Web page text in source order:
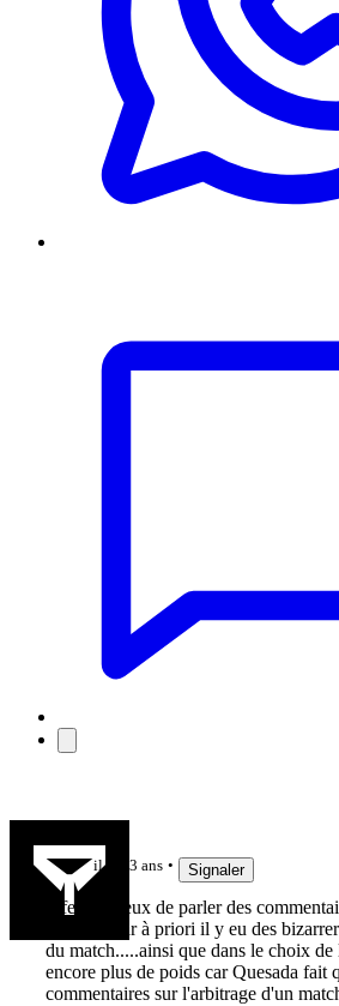
il y a 3 ans Signaler
Il ferait mieux de parler des
le match car à priori il y eu des
du match.....ainsi que dans le choix
encore plus de poids car Quesada fait
commentaires sur l'arbitrage d'un